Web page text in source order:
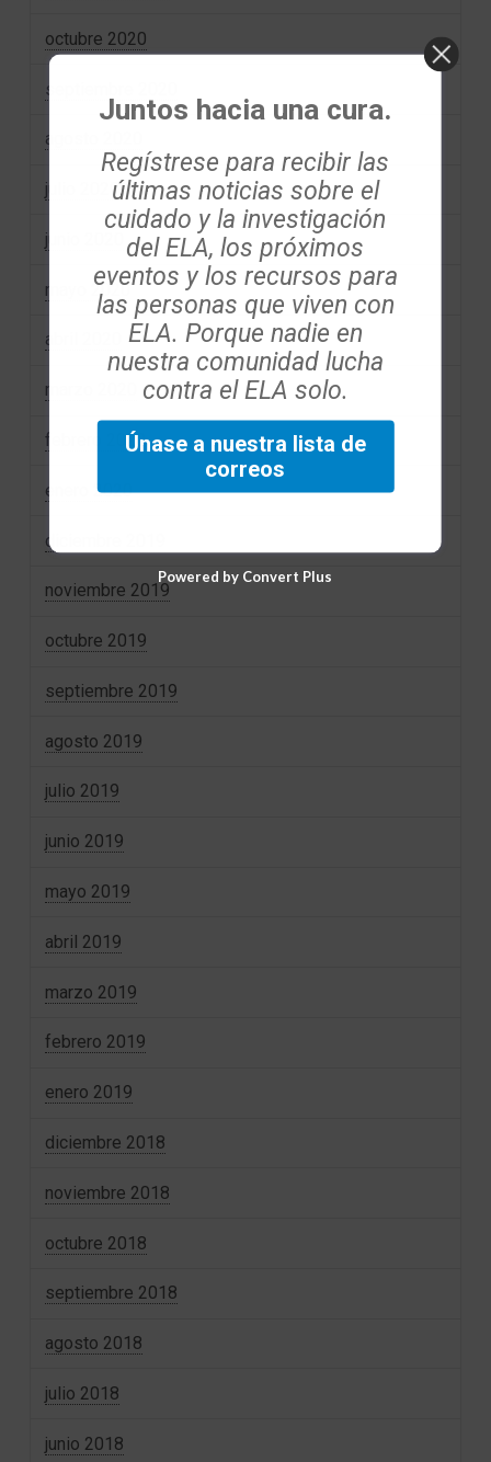
octubre 2020
septiembre 2020
agosto 2020
julio 2020
junio 2020
mayo 2020
abril 2020
marzo 2020
febrero 2020
enero 2020
diciembre 2019
noviembre 2019
octubre 2019
septiembre 2019
agosto 2019
julio 2019
junio 2019
mayo 2019
abril 2019
marzo 2019
febrero 2019
enero 2019
diciembre 2018
noviembre 2018
octubre 2018
septiembre 2018
agosto 2018
julio 2018
junio 2018
Juntos hacia una cura.
Regístrese para recibir las
últimas noticias sobre el
cuidado y la investigación
del ELA, los próximos
eventos y los recursos para
las personas que viven con
ELA. Porque nadie en
nuestra comunidad lucha
contra el ELA solo.
Únase a nuestra lista de
correos
Powered by Convert Plus